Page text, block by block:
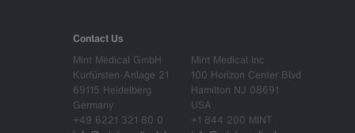
Contact Us
Mint Medical GmbH
Kurfürsten-Anlage 21
69115 Heidelberg
Germany
+49 6221 321 80 0
Mint Medical Inc
100 Horizon Center Blvd
Hamilton NJ 08691
USA
+1 844 200 MINT